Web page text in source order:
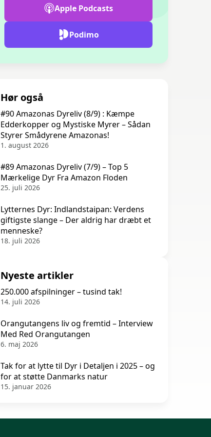
Apple Podcasts
Podimo
Hør også
#90 Amazonas Dyreliv (8/9) : Kæmpe
Edderkopper og Mystiske Myrer – Sådan
Styrer Smådyrene Amazonas!
1. august 2026
#89 Amazonas Dyreliv (7/9) – Top 5
Mærkelige Dyr Fra Amazon Floden
25. juli 2026
Lytternes Dyr: Indlandstaipan: Verdens
giftigste slange – Der aldrig har dræbt et
menneske?
18. juli 2026
Nyeste artikler
250.000 afspilninger – tusind tak!
14. juli 2026
Orangutangens liv og fremtid – Interview
Med Red Orangutangen
6. maj 2026
Tak for at lytte til Dyr i Detaljen i 2025 – og
for at støtte Danmarks natur
15. januar 2026